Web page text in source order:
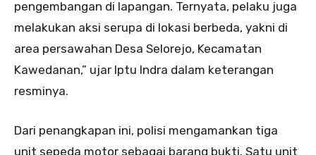
pengembangan di lapangan. Ternyata, pelaku juga
melakukan aksi serupa di lokasi berbeda, yakni di
area persawahan Desa Selorejo, Kecamatan
Kawedanan,” ujar Iptu Indra dalam keterangan
resminya.
Dari penangkapan ini, polisi mengamankan tiga
unit sepeda motor sebagai barang bukti. Satu unit